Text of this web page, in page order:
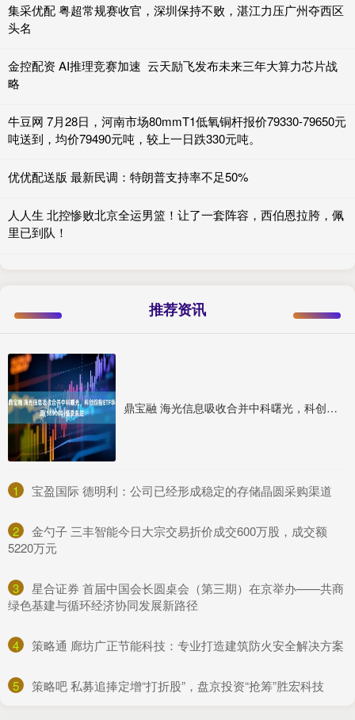
集采优配 粤超常规赛收官，深圳保持不败，湛江力压广州夺西区
头名
金控配资 AI推理竞赛加速 云天励飞发布未来三年大算力芯片战
略
牛豆网 7月28日，河南市场80mmT1低氧铜杆报价79330-79650元
吨送到，均价79490元吨，较上一日跌330元吨。
优优配送版 最新民调：特朗普支持率不足50%
人人生 北控惨败北京全运男篮！让了一套阵容，西伯恩拉胯，佩
里已到队！
推荐资讯
鼎宝融 海光信息吸收合并中科曙光，科创综指ETF华夏(589000)备受关注
1 ​宝盈国际 德明利：公司已经形成稳定的存储晶圆采购渠道
2
​金勺子 三丰智能今日大宗交易折价成交600万股，成交额
5220万元
3
​星合证券 首届中国会长圆桌会（第三期）在京举办——共商
绿色基建与循环经济协同发展新路径
4 ​策略通 廊坊广正节能科技：专业打造建筑防火安全解决方案
5 ​策略吧 私募追捧定增“打折股”，盘京投资“抢筹”胜宏科技